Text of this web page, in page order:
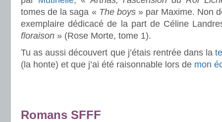
tomes de la saga « The boys» par Maxime. Non
exemplaire dédicacé de la part de Céline
floraison » (Rose Morte, tome 1).
Tu as aussi découvert que j’étais rentrée dans la
(la honte) et que j’ai été raisonnable lors de mon
Romans SFFF